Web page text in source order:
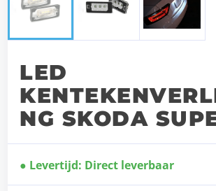
LED
NG SKODA
Levertijd: Direct leverbaar